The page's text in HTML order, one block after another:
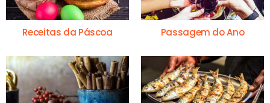
Receitas da Páscoa Passagem do Ano